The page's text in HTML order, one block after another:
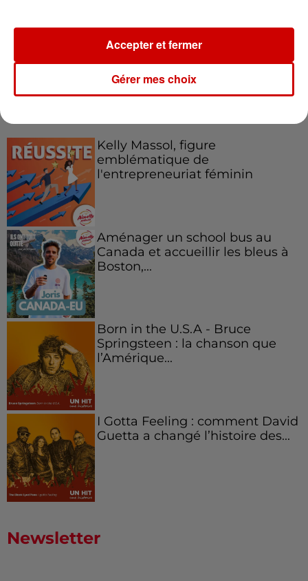
Kelly Massol, figure
emblématique de
l'entrepreneuriat féminin
Aménager un school bus au
Canada et accueillir les bleus à
Boston,...
Born in the U.S.A - Bruce
Springsteen : la chanson que
l’Amérique...
I Gotta Feeling : comment David
Guetta a changé l’histoire des...
Newsletter
Gérer mes choix
Accepter et fermer